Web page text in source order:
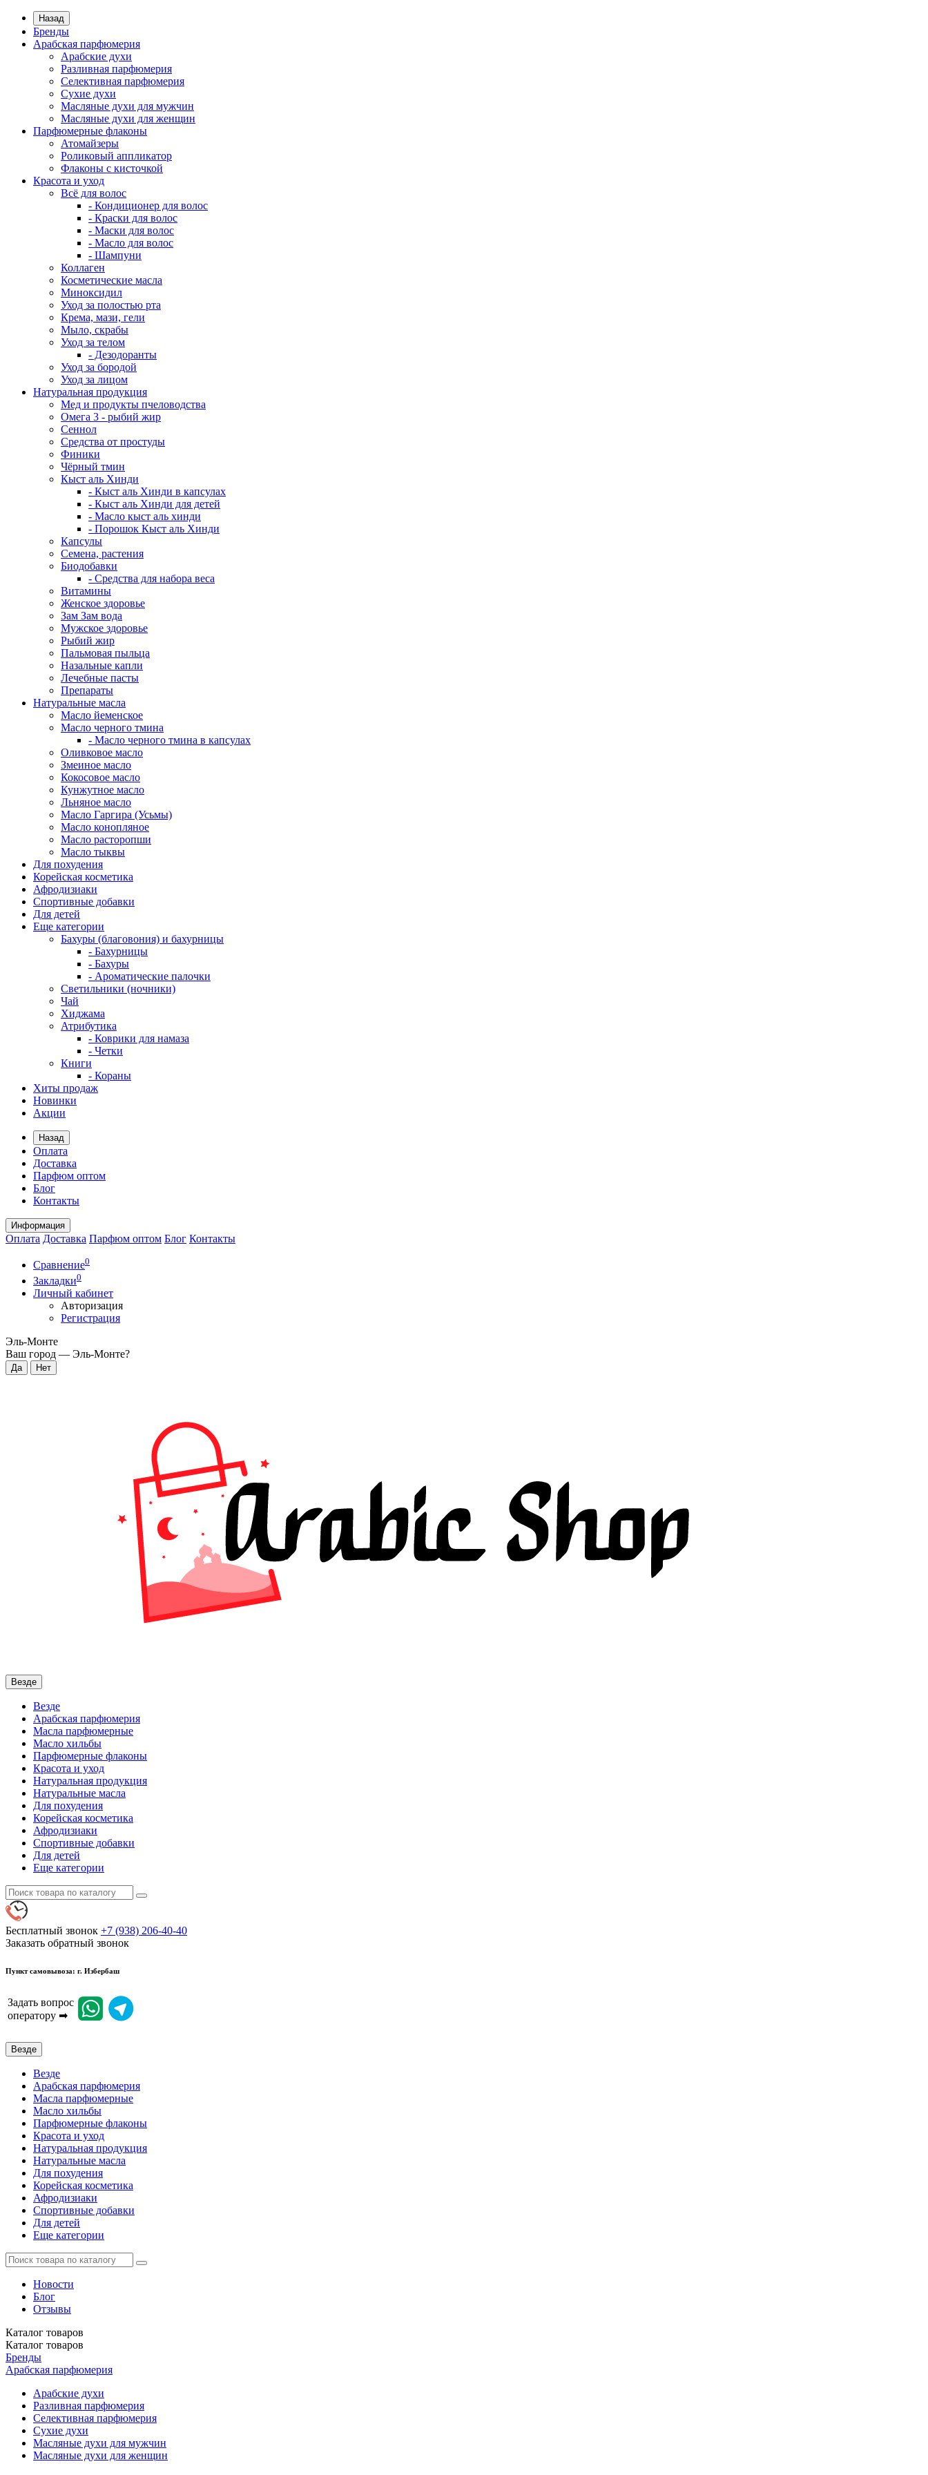
Назад
Бренды
Арабская парфюмерия
Арабские духи
Разливная парфюмерия
Селективная парфюмерия
Сухие духи
Масляные духи для мужчин
Масляные духи для женщин
Парфюмерные флаконы
Атомайзеры
Роликовый аппликатор
Флаконы с кисточкой
Красота и уход
Всё для волос
- Кондиционер для волос
- Краски для волос
- Маски для волос
- Масло для волос
- Шампуни
Коллаген
Косметические масла
Миноксидил
Уход за полостью рта
Крема, мази, гели
Мыло, скрабы
Уход за телом
- Дезодоранты
Уход за бородой
Уход за лицом
Натуральная продукция
Мед и продукты пчеловодства
Омега 3 - рыбий жир
Сеннол
Средства от простуды
Финики
Чёрный тмин
Кыст аль Хинди
- Кыст аль Хинди в капсулах
- Кыст аль Хинди для детей
- Масло кыст аль хинди
- Порошок Кыст аль Хинди
Капсулы
Семена, растения
Биодобавки
- Средства для набора веса
Витамины
Женское здоровье
Зам Зам вода
Мужское здоровье
Рыбий жир
Пальмовая пыльца
Назальные капли
Лечебные пасты
Препараты
Натуральные масла
Масло йеменское
Масло черного тмина
- Масло черного тмина в капсулах
Оливковое масло
Змеиное масло
Кокосовое масло
Кунжутное масло
Льняное масло
Масло Гаргира (Усьмы)
Масло конопляное
Масло расторопши
Масло тыквы
Для похудения
Корейская косметика
Афродизиаки
Спортивные добавки
Для детей
Еще категории
Бахуры (благовония) и бахурницы
- Бахурницы
- Бахуры
- Ароматические палочки
Светильники (ночники)
Чай
Хиджама
Атрибутика
- Коврики для намаза
- Четки
Книги
- Кораны
Хиты продаж
Новинки
Акции
Назад
Оплата
Доставка
Парфюм оптом
Блог
Контакты
Информация
Оплата Доставка Парфюм оптом Блог Контакты
Сравнение0
Закладки0
Личный кабинет
Авторизация
Регистрация
Эль-Монте
Ваш город — Эль-Монте?
Везде
Везде
Арабская парфюмерия
Масла парфюмерные
Масло хильбы
Парфюмерные флаконы
Красота и уход
Натуральная продукция
Натуральные масла
Для похудения
Корейская косметика
Афродизиаки
Спортивные добавки
Для детей
Еще категории
Бесплатный звонок +7 (938) 206-40-40
Заказать обратный звонок
Пункт самовывоза: г. Избербаш
Задать вопрос
оператору ➡
Везде
Везде
Арабская парфюмерия
Масла парфюмерные
Масло хильбы
Парфюмерные флаконы
Красота и уход
Натуральная продукция
Натуральные масла
Для похудения
Корейская косметика
Афродизиаки
Спортивные добавки
Для детей
Еще категории
Новости
Блог
Отзывы
Каталог товаров
Каталог товаров
Бренды
Арабская парфюмерия
Арабские духи
Разливная парфюмерия
Селективная парфюмерия
Сухие духи
Масляные духи для мужчин
Масляные духи для женщин